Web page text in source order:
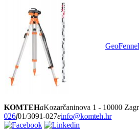
KOMTEHaKozarčaninova 1 - 10000
026f01/3091-027einfo@komteh.hr